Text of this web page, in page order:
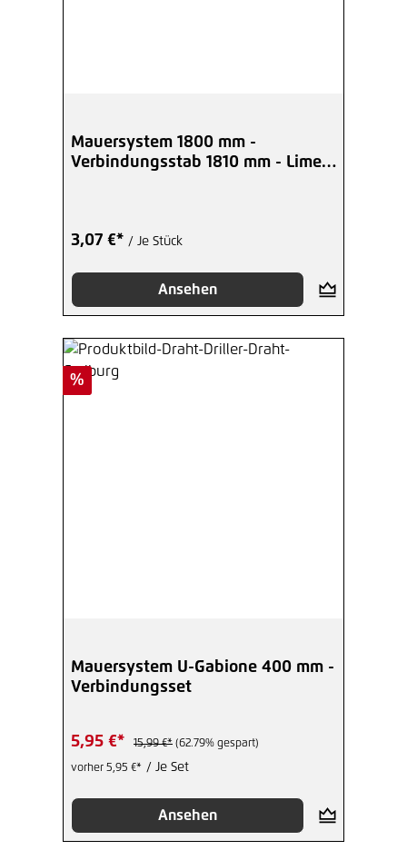
Mauersystem 1800 mm -
Verbindungsstab 1810 mm - Limes
3,07 €* / Je Stück
Ansehen
Rabatt
%
Mauersystem U-Gabione 400 mm -
Verbindungsset
5,95 €* 15,99 €* (62.79% gespart)
vorher 5,95 €* / Je Set
Ansehen